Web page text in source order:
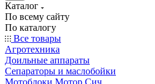
Каталог
По всему сайту
По каталогу
Все товары
Агротехника
Доильные аппараты
Сепараторы и маслобойки
Мотоблоки Мотор Сич